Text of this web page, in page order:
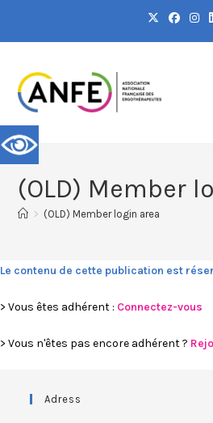
(OLD) Member
> (OLD) Member login area
Le contenu de cette publication est
> Vous êtes adhérent : Connectez-vous
> Vous n'êtes pas encore adhérent ?
Adress